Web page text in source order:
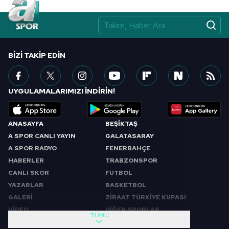
ANASAYFA
A SPOR CANLI YAYIN
A SPOR RADYO
HABERLER
CANLI SKOR
YAZARLAR
GALERİ
VİDEO
BEŞİKTAŞ
GALATASARAY
FENERBAHÇE
TRABZONSPOR
FUTBOL
BASKETBOL
ZİRAAT TÜRKİYE KUPASI
DİĞER SPORLAR
TÜMÜ
BIZI TAKIP EDIN
UYGULAMALARIMIZI İNDİRİN!